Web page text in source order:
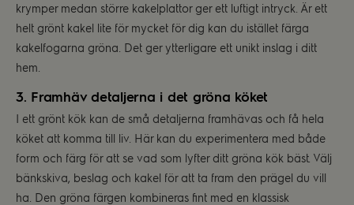
krymper medan större kakelplattor ger ett luftigt intryck. Är ett
helt grönt kakel lite för mycket för dig kan du istället färga
kakelfogarna gröna. Det ger ytterligare ett unikt inslag i ditt
hem.
3. Framhäv detaljerna i det gröna köket
I ett grönt kök kan de små detaljerna framhävas och få hela
köket att komma till liv. Här kan du experimentera med både
form och färg för att se vad som lyfter ditt gröna kök bäst. Välj
bänkskiva, beslag och kakel för att ta fram den prägel du vill
ha. Den gröna färgen kombineras fint med en klassisk